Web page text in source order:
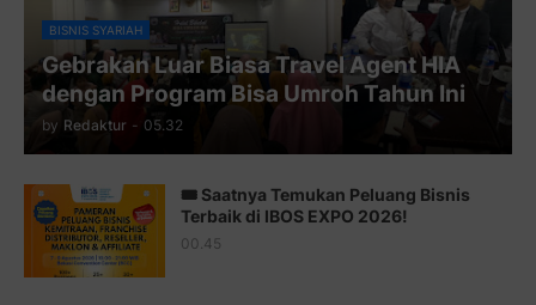
Juz 10 ⇨http://j.mp/2bHfyUH
Juz 11 ⇨http://j.mp/2bHf80y
Juz 13 ⇨http://j.mp/2bFTiKQ
Juz 14 ⇨http://j.mp/2b8SUTA
Juz 15 ⇨http://j.mp/2bFRQIM
BISNIS SYARIAH
Gebrakan Luar Biasa Travel Agent HIA
dengan Program Bisa Umroh Tahun Ini
by Redaktur - 05.32
🎟️ Saatnya Temukan Peluang Bisnis
Terbaik di IBOS EXPO 2026!
00.45